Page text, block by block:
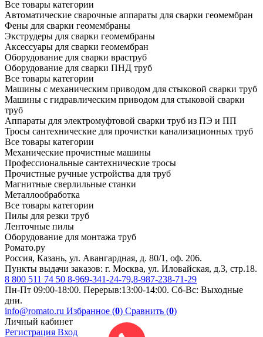
Все товары категории
Автоматические сварочные аппараты для сварки геомембран
Фены для сварки геомембраны
Экструдеры для сварки геомембраны
Аксессуары для сварки геомембран
Оборудование для сварки враструб
Оборудование для сварки ПНД труб
Все товары категории
Машины с механическим приводом для стыковой сварки труб
Машины с гидравлическим приводом для стыковой сварки
труб
Аппараты для электромуфтовой сварки труб из ПЭ и ПП
Тросы сантехнические для прочистки канализационных труб
Все товары категории
Механические прочистные машины
Профессиональные сантехнические тросы
Прочистные ручные устройства для труб
Магнитные сверлильные станки
Металлообработка
Все товары категории
Пилы для резки труб
Ленточные пилы
Оборудование для монтажа труб
Ромато.ру
Россия, Казань, ул. Авангардная, д. 80/1, оф. 206.
Пункты выдачи заказов: г. Москва, ул. Иловайская, д.3, стр.18.
8 800 511 74 50 8-969-341-24-79,8-987-238-71-29
Пн-Пт 09:00-18:00. Перерыв:13:00-14:00. Сб-Вс: Выходные
дни.
info@romato.ru Избранное (0) Сравнить (0)
Личный кабинет
Регистрация Вход